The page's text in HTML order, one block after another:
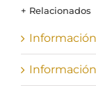
+ Relacionados